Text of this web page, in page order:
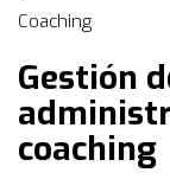
Coaching
Gestión
coaching